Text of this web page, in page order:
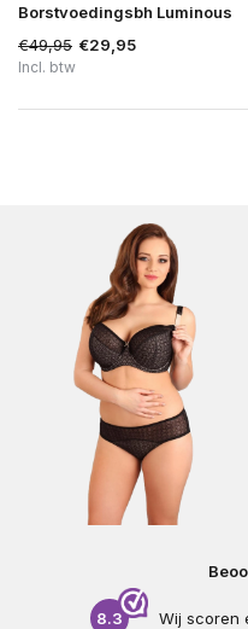
Borstvoedingsbh Luminous
€49,95 €29,95
Incl. btw
8.3 Wij scoren